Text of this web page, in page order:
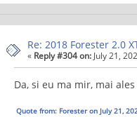
Re: 2018 Forester 2.0
« Reply #304 on: July 21,
Da, si eu ma mir, mai
Quote from: Forester on July 21,